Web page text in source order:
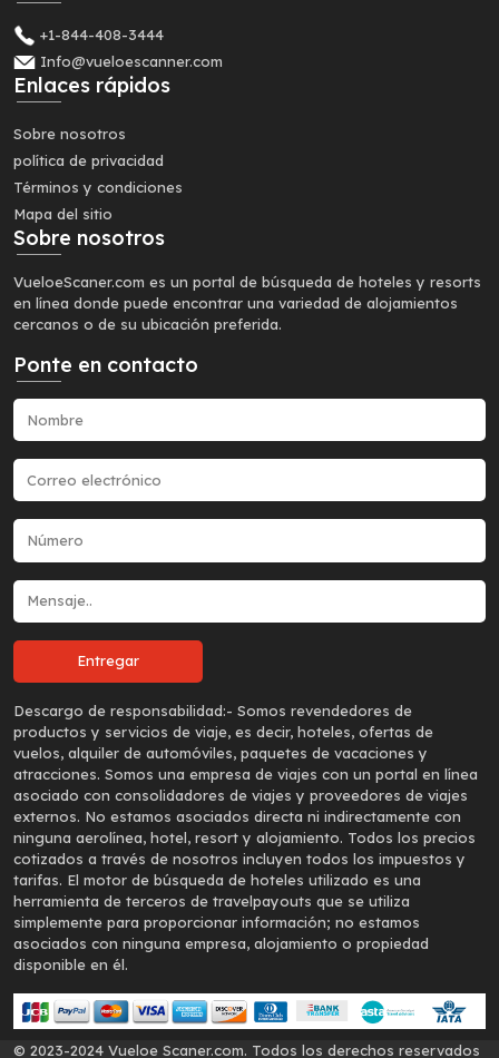
+1-844-408-3444
Info@vueloescanner.com
Enlaces rápidos
Sobre nosotros
política de privacidad
Términos y condiciones
Mapa del sitio
Sobre nosotros
VueloeScaner.com es un portal de búsqueda de hoteles y resorts
en línea donde puede encontrar una variedad de alojamientos
cercanos o de su ubicación preferida.
Ponte en contacto
Descargo de responsabilidad:- Somos revendedores de
productos y servicios de viaje, es decir, hoteles, ofertas de
vuelos, alquiler de automóviles, paquetes de vacaciones y
atracciones. Somos una empresa de viajes con un portal en línea
asociado con consolidadores de viajes y proveedores de viajes
externos. No estamos asociados directa ni indirectamente con
ninguna aerolínea, hotel, resort y alojamiento. Todos los precios
cotizados a través de nosotros incluyen todos los impuestos y
tarifas. El motor de búsqueda de hoteles utilizado es una
herramienta de terceros de travelpayouts que se utiliza
simplemente para proporcionar información; no estamos
asociados con ninguna empresa, alojamiento o propiedad
disponible en él.
© 2023-2024 Vueloe Scaner.com. Todos los derechos reservados